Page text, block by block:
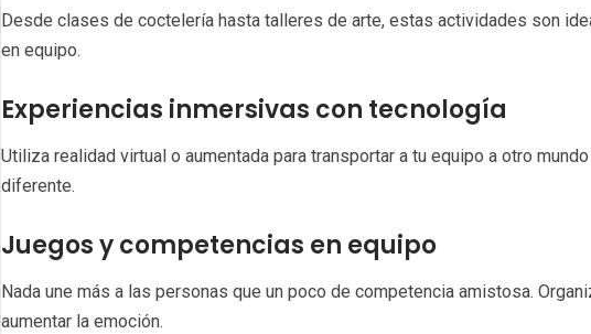
Desde clases de coctelería hasta talleres de arte, estas actividades son
en equipo.
Experiencias inmersivas con tecnología
Utiliza realidad virtual o aumentada para transportar a tu equipo a otro
diferente.
Juegos y competencias en equipo
Nada une más a las personas que un poco de competencia amistosa.
aumentar la emoción.